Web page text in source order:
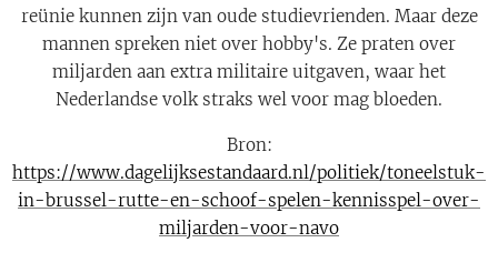
reünie kunnen zijn van oude studievrienden. Maar deze
mannen spreken niet over hobby's. Ze praten over
miljarden aan extra militaire uitgaven, waar het
Nederlandse volk straks wel voor mag bloeden.
Bron:
https://www.dagelijksestandaard.nl/politiek/toneelstuk-
in-brussel-rutte-en-schoof-spelen-kennisspel-over-
miljarden-voor-navo